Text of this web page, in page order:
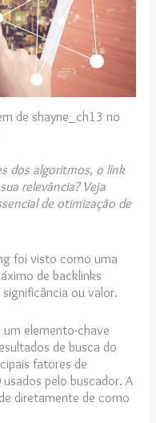
de shayne_ch13 no
dos algoritmos, o link
relevância? Veja
de otimização de
foi visto como uma
de backlinks
ou valor.
elemento-chave
de busca do
fatores de
pelo buscador. A
diretamente de como